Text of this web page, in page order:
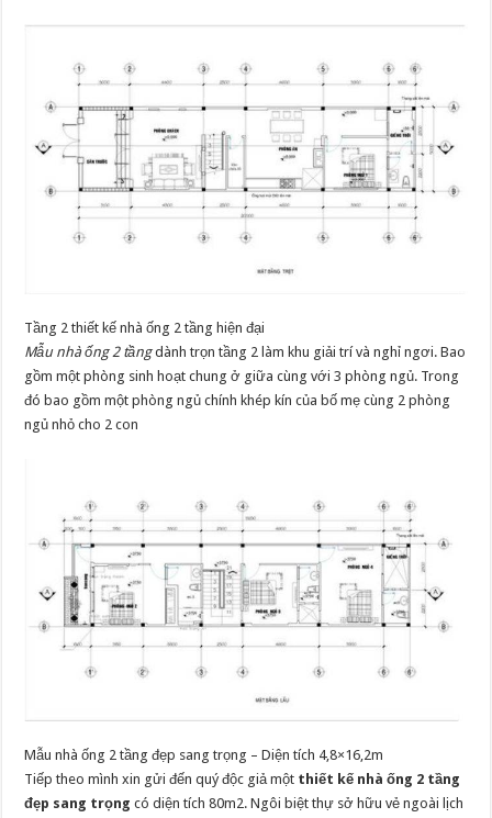
Tầng 2 thiết kế nhà ống 2 tầng hiện đại
Mẫu nhà ống 2 tầngdành trọn tầng 2 làm khu giải trí và nghỉ ngơi. Bao
gồm một phòng sinh hoạt chung ở giữa cùng với 3 phòng ngủ. Trong
đó bao gồm một phòng ngủ chính khép kín của bố mẹ cùng 2 phòng
ngủ nhỏ cho 2 con
Mẫu nhà ống 2 tầng đẹp sang trọng – Diện tích 4,8×16,2m
Tiếp theo mình xin gửi đến quý độc giả một thiết kế nhà ống 2 tầng
đẹp sang trọng có diện tích 80m2. Ngôi biệt thự sở hữu vẻ ngoài lịch